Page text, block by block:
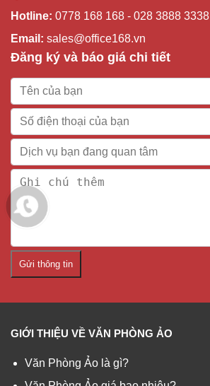
Hotline: 0778 168 168 - 028 3888 3338
Email: sales@office168.vn
Đăng ký và báo giá chi tiết
Gửi thông tin
GIỚI THIỆU VỀ VĂN PHÒNG ẢO
Văn Phòng Ảo là gì?